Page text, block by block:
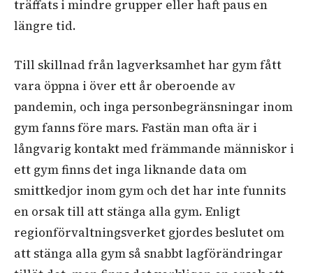
träffats i mindre grupper eller haft paus en
längre tid.
Till skillnad från lagverksamhet har gym fått
vara öppna i över ett år oberoende av
pandemin, och inga personbegränsningar inom
gym fanns före mars. Fastän man ofta är i
långvarig kontakt med främmande människor i
ett gym finns det inga liknande data om
smittkedjor inom gym och det har inte funnits
en orsak till att stänga alla gym. Enligt
regionförvaltningsverket gjordes beslutet om
att stänga alla gym så snabbt lagförändringar